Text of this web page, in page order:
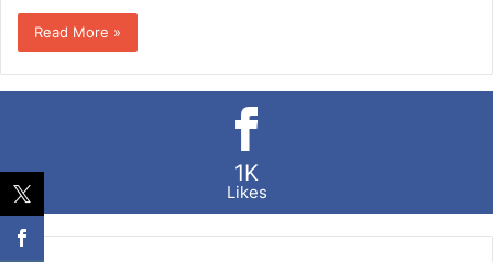
Read More »
1K
Likes